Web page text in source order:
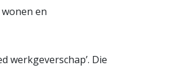
en
werkgeverschap’. Die